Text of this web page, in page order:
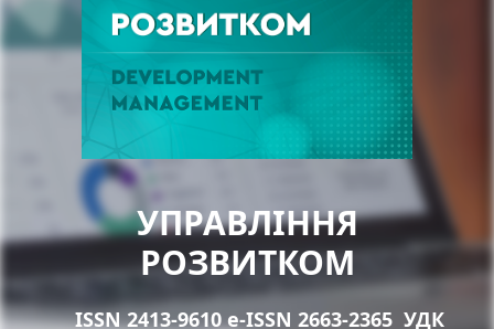
УПРАВЛІННЯ
РОЗВИТКОМ
ISSN 2413-9610 e-ISSN 2663-2365 УДК